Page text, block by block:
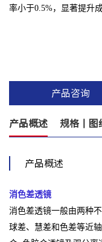
率小于0.5%，显著提升
产品咨询
产品概述 规格丨图
产品概述
消色差透镜
消色差透镜一般由两种
球差、慧差和色差等近